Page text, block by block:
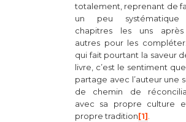
totalement, reprenant de
un peu
chapitres les uns
autres pour les
qui fait pourtant la saveur
livre, c’est le sentiment que
partage avec l’auteur une
de chemin de
avec sa propre culture
propre tradition[1].